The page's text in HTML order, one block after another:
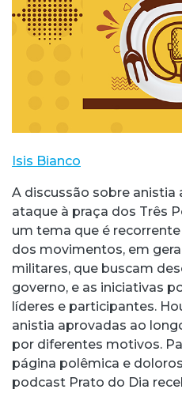
Isis Bianco
A discussão sobre
ataque à praça dos Três
um tema que é
dos movimentos, em
militares, que buscam
governo, e as iniciativas
líderes e participantes.
anistia aprovadas ao
por diferentes motivos.
página polêmica e
podcast Prato do Dia